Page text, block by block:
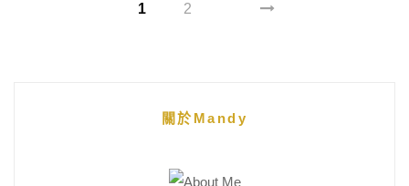
1 2
關於Mandy